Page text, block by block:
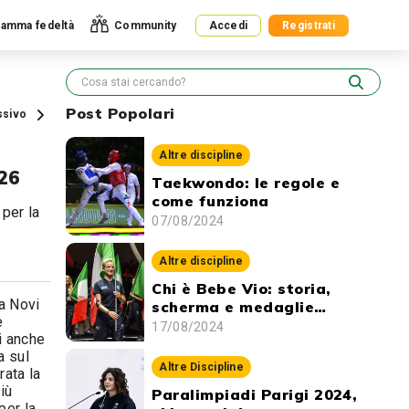
fedeltà Community Accedi Registrati
la
Novi
anche
sul
la
Post Popolari
Altre discipline
Taekwondo: le regole e
come funziona
07/08/2024
Altre discipline
Chi è Bebe Vio: storia,
scherma e medaglie
vinte
17/08/2024
Altre Discipline
Paralimpiadi Parigi 2024,